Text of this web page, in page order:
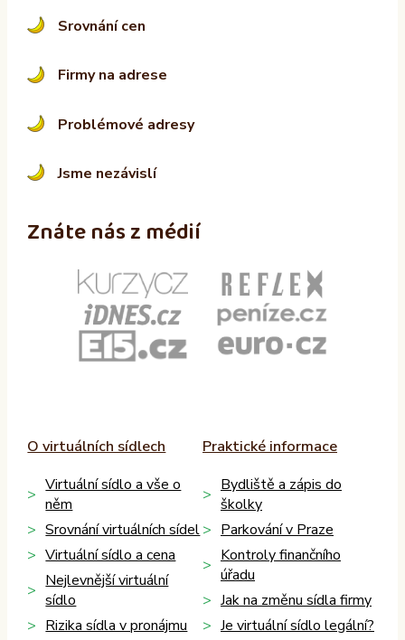
Srovnání cen
Firmy na adrese
Problémové adresy
Jsme nezávislí
Znáte nás z médií
O virtuálních sídlech
Virtuální sídlo a vše o
něm
Srovnání virtuálních sídel
Virtuální sídlo a cena
Nejlevnější virtuální
sídlo
Rizika sídla v pronájmu
Praktické informace
Bydliště a zápis do
školky
Parkování v Praze
Kontroly finančního
úřadu
Jak na změnu sídla firmy
Je virtuální sídlo legální?